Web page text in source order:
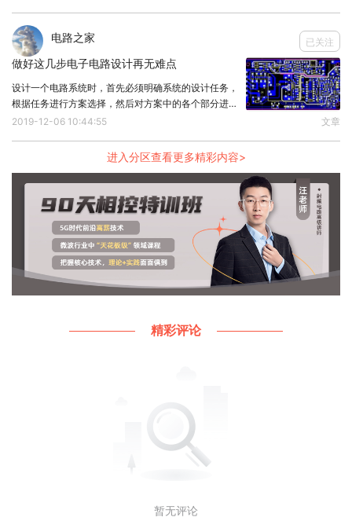
7、RJ45外壳地与DGND之间的桥接电容要靠近外壳
地管脚放置，且走线要加粗处理。
家见谅。 那么闲话少说，开正题。 话说，咱是咋进入
这个行业的。（跑题了吧？） 是因为学校的知识没学
好，没有分清啥子是电路设计，啥子是电路板设计。
正是因为如此，一下子跑偏了自己的命运。老板说，来
我公司做电路板设计吧。好滴好滴地回答了，满脑子里
以为是电路设计。 那么电路设计与电路板设计的区别
是什
电路之家 已关注
做好这几步电子电路设计再无难点
设计一个电路系统时，首先必须明确系统的设计任务，
根据任务进行方案选择，然后对方案中的各个部分进行
单元的设计，参数计算和器件选择，最后将各个部分连
一、明确系统的电路设计任务要求 对系统的设计任务
进行具体分析，充分了解系统的性能，指标，内容及要
求，以明确系统应完成的任务。 二、方案选择 这一步
的工作要求是把系统要完成的任务分配给若干个单元电
路，并画出一个能表示各单元功能的整机原理框图。
方案选择的重要任务是根据掌握的知识和资料，针对系
2019-12-06 10:44:55 文章
进入分区查看更多精彩内容>
精彩评论
暂无评论